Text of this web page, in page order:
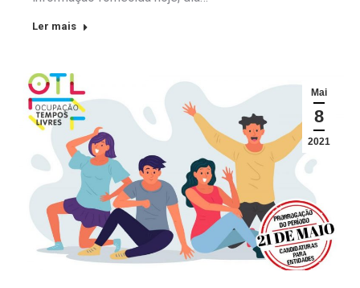
Ler mais
Mai
8
2021